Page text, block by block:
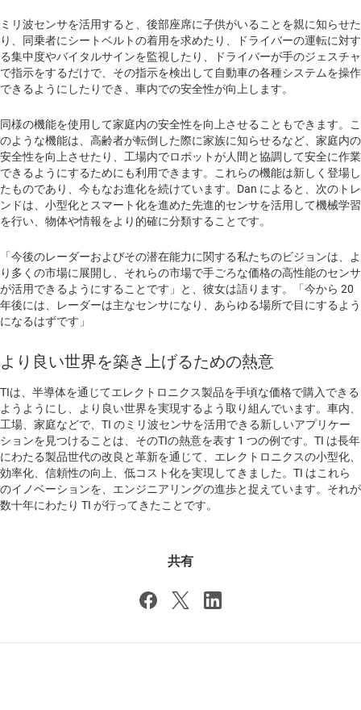
ミリ波センサを活用すると、後部座席に子供がいることを親に知らせた
り、同乗者にシートベルトの着用を求めたり、ドライバーの運転に対す
る集中度やバイタルサインを監視したり、ドライバーが手のジェスチャ
で指示をするだけで、その指示を検出して自動車の各種システムを操作
できるようにしたりでき、車内での安全性が向上します。
同様の機能を使用して家庭内の安全性を向上させることもできます。こ
のような機能は、高齢者が転倒した際に家族に知らせるなど、家庭内の
安全性を向上させたり、工場内でロボットが人間と協調して安全に作業
できるようにするためにも利用できます。これらの機能は新しく登場し
たものであり、今もなお進化を続けています。Dan によると、次のトレ
ンドは、小型化とスマート化を進めた先進的センサを活用して機械学習
を行い、物体や情報をより的確に分類することです。
「今後のレーダーおよびその潜在能力に関する私たちのビジョンは、よ
り多くの市場に展開し、それらの市場で手ごろな価格の高性能のセンサ
が活用できるようにすることです」と、彼女は語ります。「今から 20
年後には、レーダーは主なセンサになり、あらゆる場所で目にするよう
になるはずです」
より良い世界を築き上げるための熱意
TIは、半導体を通じてエレクトロニクス製品を手頃な価格で購入できる
ようようにし、より良い世界を実現するよう取り組んでいます。車内、
工場、家庭などで、TI のミリ波センサを活用できる新しいアプリケー
ションを見つけることは、そのTIの熱意を表す 1 つの例です。TI は長年
にわたる製品世代の改良と革新を通じて、エレクトロニクスの小型化、
効率化、信頼性の向上、低コスト化を実現してきました。TI はこれら
のイノベーションを、エンジニアリングの進歩と捉えています。それが
数十年にわたり TI が行ってきたことです。
共有